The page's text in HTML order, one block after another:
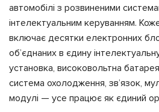
автомобілі з розвиненими
інтелектуальним керуванням.
включає десятки електронних
об’єднаних в єдину
установка, високовольтна
система охолодження, зв’язок,
модулі — усе працює як єдиний